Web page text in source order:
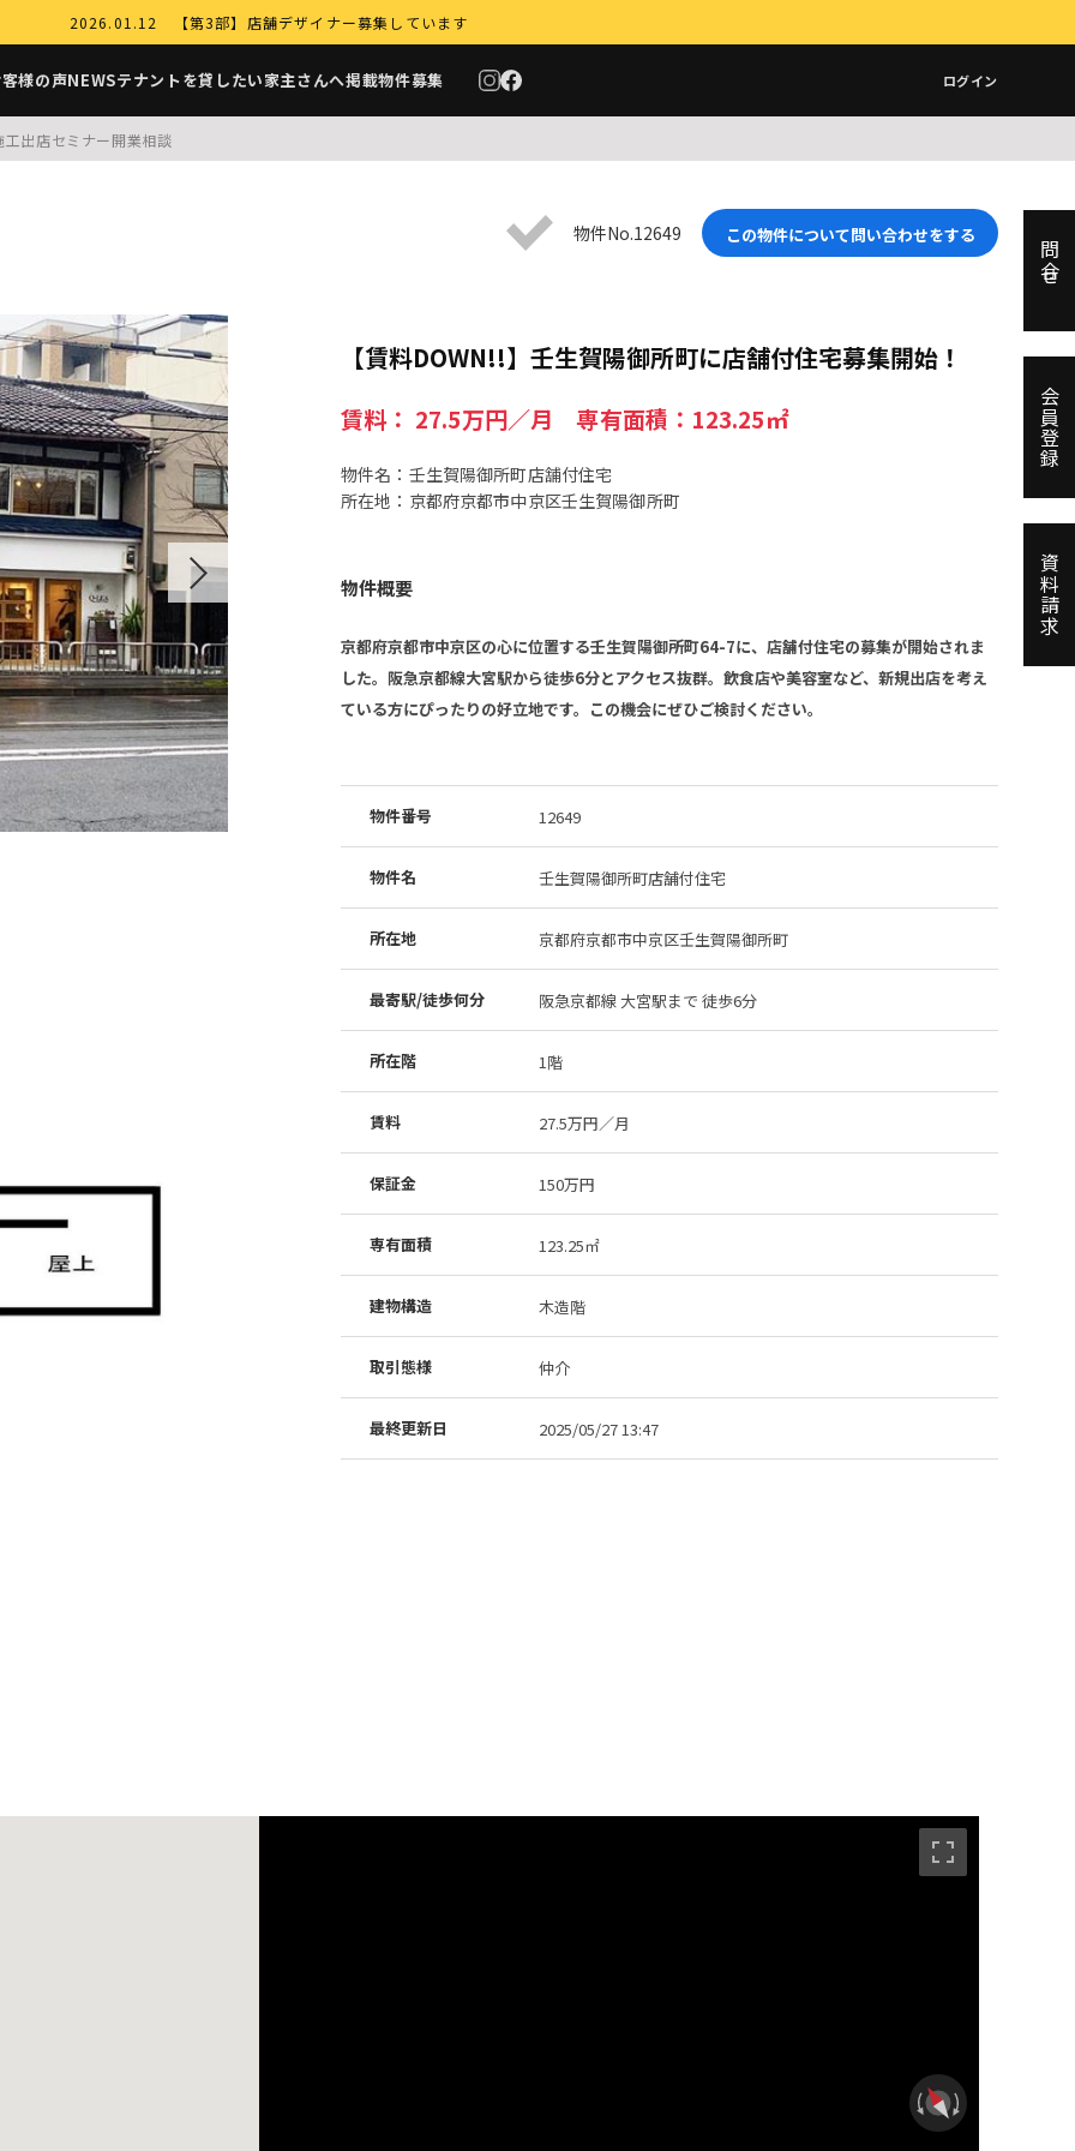
2026.01.12 【第3部】店舗デザイナー募集しています
様の声NEWSテナントを貸したい家主さんへ掲載物件募集 ログイン
工出店セミナー開業相談
物件No.12649 この物件について問い合わせをする
【賃料DOWN!!】壬生賀陽御所町に店舗付住宅募集開始！
賃料： 27.5万円／月 専有面積：123.25㎡
物件名：壬生賀陽御所町店舗付住宅
所在地：京都府京都市中京区壬生賀陽御所町
物件概要
京都府京都市中京区の心に位置する壬生賀陽御所町64-7に、店舗付住宅の募集が開始されま
した。阪急京都線大宮駅から徒歩6分とアクセス抜群。飲食店や美容室など、新規出店を考え
ている方にぴったりの好立地です。この機会にぜひご検討ください。
物件番号 12649
物件名 壬生賀陽御所町店舗付住宅
所在地 京都府京都市中京区壬生賀陽御所町
最寄駅/徒歩何分 阪急京都線 大宮駅まで 徒歩6分
所在階 1階
賃料 27.5万円／月
保証金 150万円
専有面積 123.25㎡
建物構造 木造階
取引態様 仲介
最終更新日 2025/05/27 13:47
問合せ
会員登録
資料請求